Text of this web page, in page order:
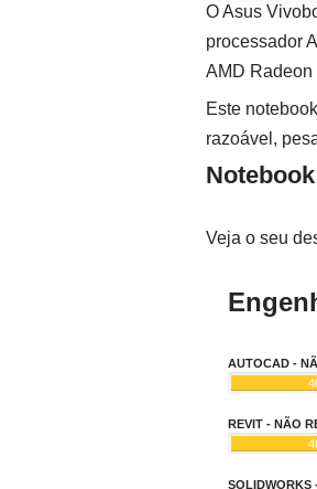
O Asus
processador
AMD Radeon
Este
razoável,
Veja o seu
AUTOCAD -
REVIT - NÃO
SOLIDWORKS